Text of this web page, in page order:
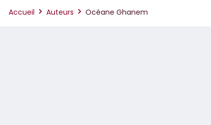
Accueil Auteurs Océane Ghanem